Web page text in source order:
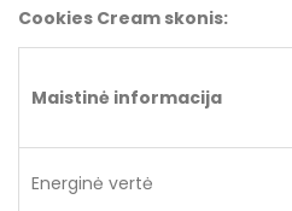
Cookies Cream skonis:
Maistinė informacija
Energinė vertė